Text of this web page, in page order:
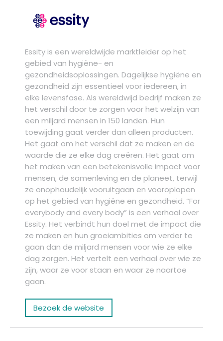
Essity is een wereldwijde marktleider op het
gebied van hygiëne- en
gezondheidsoplossingen. Dagelijkse hygiëne en
gezondheid zijn essentieel voor iedereen, in
elke levensfase. Als wereldwijd bedrijf maken ze
het verschil door te zorgen voor het welzijn van
een miljard mensen in 150 landen. Hun
toewijding gaat verder dan alleen producten.
Het gaat om het verschil dat ze maken en de
waarde die ze elke dag creëren. Het gaat om
het maken van een betekenisvolle impact voor
mensen, de samenleving en de planeet, terwijl
ze onophoudelijk vooruitgaan en vooroplopen
op het gebied van hygiëne en gezondheid. “For
everybody and every body” is een verhaal over
Essity. Het verbindt hun doel met de impact die
ze maken en hun groeiambities om verder te
gaan dan de miljard mensen voor wie ze elke
dag zorgen. Het vertelt een verhaal over wie ze
zijn, waar ze voor staan en waar ze naartoe
gaan.
Bezoek de website